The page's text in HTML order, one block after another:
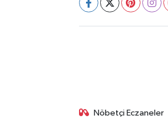
Nöbetçi Eczaneler